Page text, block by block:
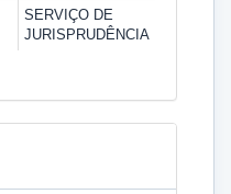
SERVIÇO DE
JURISPRUDÊNCIA